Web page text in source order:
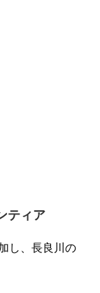
ティア
し、長良川の